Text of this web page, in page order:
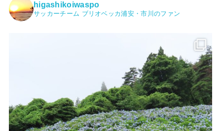
higashikoiwaspo
サッカーチーム ブリオベッカ浦安・市川のファン